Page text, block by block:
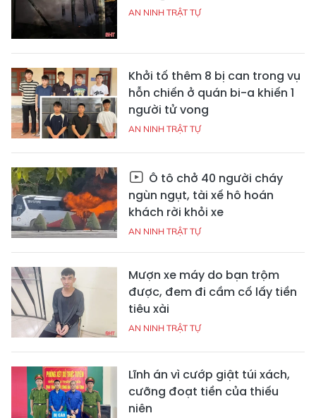
AN NINH TRẬT TỰ
Khởi tố thêm 8 bị can trong vụ
hỗn chiến ở quán bi-a khiến 1
người tử vong
AN NINH TRẬT TỰ
Ô tô chở 40 người cháy
ngùn ngụt, tài xế hô hoán
khách rời khỏi xe
AN NINH TRẬT TỰ
Mượn xe máy do bạn trộm
được, đem đi cầm cố lấy tiền
tiêu xài
AN NINH TRẬT TỰ
Lĩnh án vì cướp giật túi xách,
cưỡng đoạt tiền của thiếu
niên